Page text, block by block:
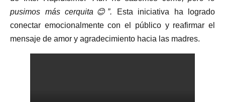
pusimos más cerquita😊”. Esta iniciativa ha logrado
conectar emocionalmente con el público y reafirmar el
mensaje de amor y agradecimiento hacia las madres.